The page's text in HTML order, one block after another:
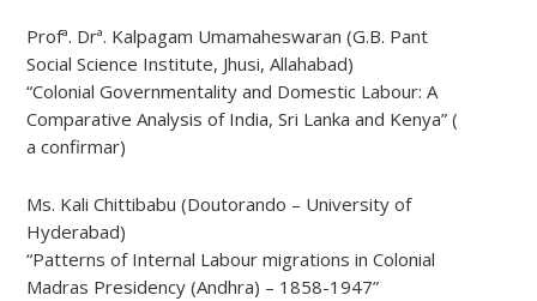
Profª. Drª. Kalpagam Umamaheswaran (G.B. Pant
Social Science Institute, Jhusi, Allahabad)
“Colonial Governmentality and Domestic Labour: A
Comparative Analysis of India, Sri Lanka and Kenya” (
a confirmar)
Ms. Kali Chittibabu (Doutorando – University of
Hyderabad)
“Patterns of Internal Labour migrations in Colonial
Madras Presidency (Andhra) – 1858-1947”